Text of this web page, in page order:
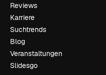
Reviews
Karriere
Suchtrends
Blog
Veranstaltungen
Slidesgo